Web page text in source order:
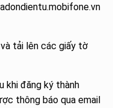
tải lên các giấy tờ
khi đăng ký thành
thông báo qua email